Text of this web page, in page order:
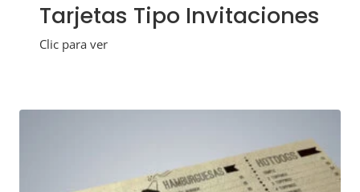
Tarjetas Tipo Invitaciones
Clic para ver